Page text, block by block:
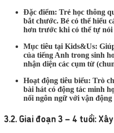
Đặc điểm: Trẻ học thông
bắt chước. Bé có thể hiểu
hơn trước khi có thể tự nói
Mục tiêu tại Kids&Us:
của tiếng Anh trong sinh
nhận diện các cụm từ
Hoạt động tiêu biểu: Trò
bài hát có động tác minh
nối ngôn ngữ với vận động
3.2. Giai đoạn 3 – 4 tuổi: